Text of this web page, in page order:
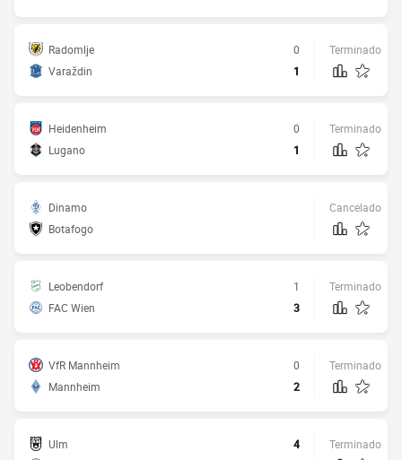
Radomlje
0
Varaždin
1
Terminado
Heidenheim
0
Lugano
1
Terminado
Dinamo
Botafogo
Cancelado
Leobendorf
1
FAC Wien
3
Terminado
VfR Mannheim
0
Mannheim
2
Terminado
Ulm
4
Terminado